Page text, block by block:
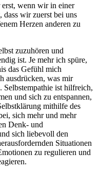
wenn wir in einer
dass wir zuerst bei uns
Herzen anderen zu
zuzuhören und
ist. Je mehr ich spüre,
das Gefühl mich
ausdrücken, was mir
Selbstempathie ist hilfreich,
und sich zu entspannen,
mithilfe des
sich mehr und mehr
Denk- und
sich liebevoll den
Situationen
zu regulieren und